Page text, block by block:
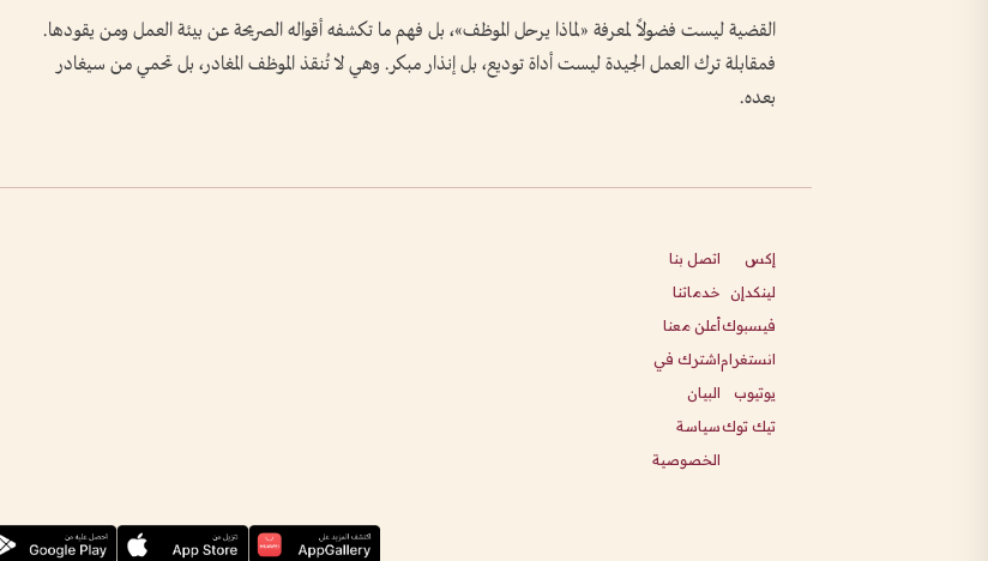
القضية ليست فضولاً لمعرفة «لماذا يرحل الموظف»، بل فهم ما تكشفه أقواله الصريحة عن بيئة العمل ومن يقودها.
فمقابلة ترك العمل الجيدة ليست أداة توديع، بل إنذار مبكر. وهي لا تُنقذ الموظف المغادر، بل تحمي من سيغادر
بعده.
إكس
لينكدإن
فيسبوك
انستغرام
يوتيوب
تيك توك
اتصل بنا
خدماتنا
أعلن معنا
اشترك في
البيان
سياسة
الخصوصية